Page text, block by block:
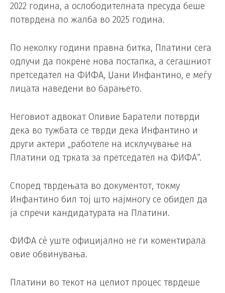
2022 година, а ослободителната пресуда беше
потврдена по жалба во 2025 година.
По неколку години правна битка, Платини сега
одлучи да покрене нова постапка, а сегашниот
претседател на ФИФА, Џани Инфантино, е меѓу
лицата наведени во барањето.
Неговиот адвокат Оливие Баратели потврди
дека во тужбата се тврди дека Инфантино и
други актери „работеле на исклучување на
Платини од трката за претседател на ФИФА“.
Според тврдењата во документот, токму
Инфантино бил тој што најмногу се обидел да
ја спречи кандидатурата на Платини.
ФИФА сè уште официјално не ги коментирала
овие обвинувања.
Платини во текот на целиот процес тврдеше